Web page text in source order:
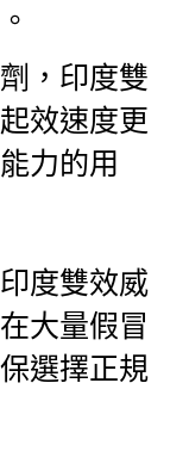
，印度雙
效速度更
力的用
度雙效威
大量假冒
選擇正規